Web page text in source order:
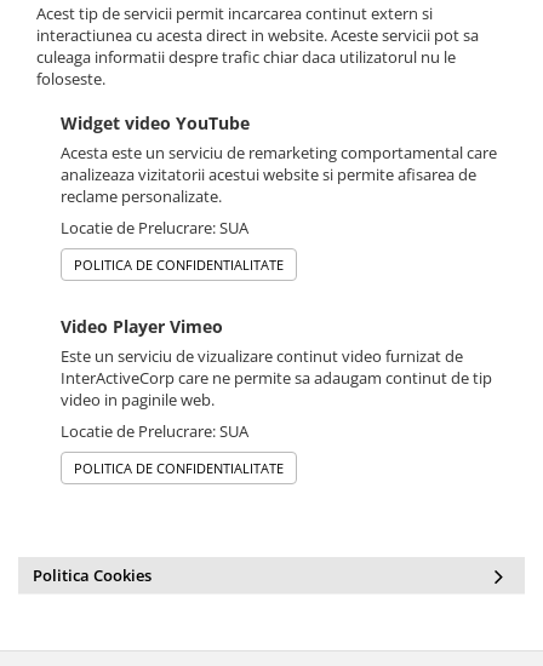
Acest tip de servicii permit incarcarea continut extern si
interactiunea cu acesta direct in website. Aceste servicii pot sa
culeaga informatii despre trafic chiar daca utilizatorul nu le
foloseste.
Widget video YouTube
Acesta este un serviciu de remarketing comportamental care
analizeaza vizitatorii acestui website si permite afisarea de
reclame personalizate.
Locatie de Prelucrare: SUA
POLITICA DE CONFIDENTIALITATE
Video Player Vimeo
Este un serviciu de vizualizare continut video furnizat de
InterActiveCorp care ne permite sa adaugam continut de tip
video in paginile web.
Locatie de Prelucrare: SUA
POLITICA DE CONFIDENTIALITATE
Politica Cookies